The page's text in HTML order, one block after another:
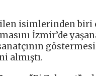
isimlerinden biri
İzmir’de
almıştı.